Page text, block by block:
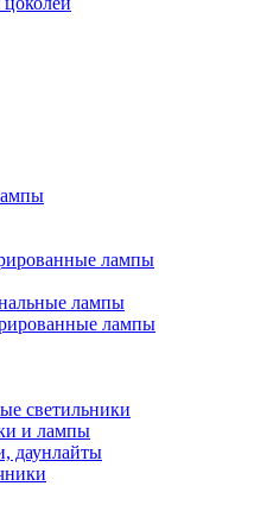
лампы
лампы
лампы
светильники
и лампы
даунлайты